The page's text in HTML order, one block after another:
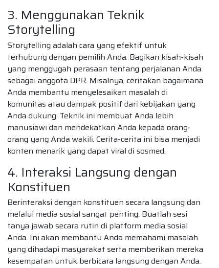
3. Menggunakan Teknik
Storytelling
Storytelling adalah cara yang efektif untuk
terhubung dengan pemilih Anda. Bagikan kisah-kisah
yang menggugah perasaan tentang perjalanan Anda
sebagai anggota DPR. Misalnya, ceritakan bagaimana
Anda membantu menyelesaikan masalah di
komunitas atau dampak positif dari kebijakan yang
Anda dukung. Teknik ini membuat Anda lebih
manusiawi dan mendekatkan Anda kepada orang-
orang yang Anda wakili. Cerita-cerita ini bisa menjadi
konten menarik yang dapat viral di sosmed.
4. Interaksi Langsung dengan
Konstituen
Berinteraksi dengan konstituen secara langsung dan
melalui media sosial sangat penting. Buatlah sesi
tanya jawab secara rutin di platform media sosial
Anda. Ini akan membantu Anda memahami masalah
yang dihadapi masyarakat serta memberikan mereka
kesempatan untuk berbicara langsung dengan Anda.